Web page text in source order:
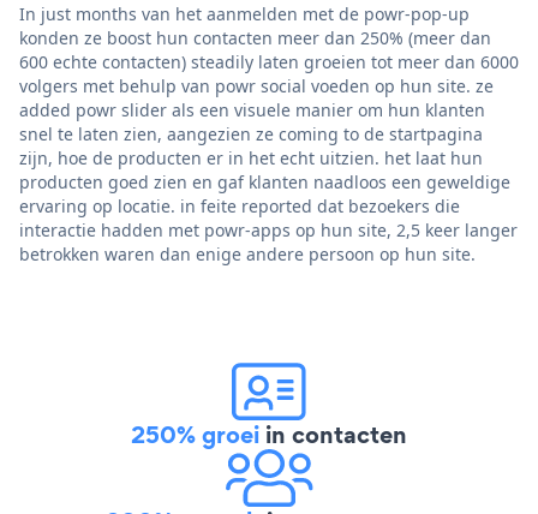
In just months van het aanmelden met de powr-pop-up
konden ze boost hun contacten meer dan 250% (meer dan
600 echte contacten) steadily laten groeien tot meer dan 6000
volgers met behulp van powr social voeden op hun site. ze
added powr slider als een visuele manier om hun klanten
snel te laten zien, aangezien ze coming to de startpagina
zijn, hoe de producten er in het echt uitzien. het laat hun
producten goed zien en gaf klanten naadloos een geweldige
ervaring op locatie. in feite reported dat bezoekers die
interactie hadden met powr-apps op hun site, 2,5 keer langer
betrokken waren dan enige andere persoon op hun site.
250% groei in contacten